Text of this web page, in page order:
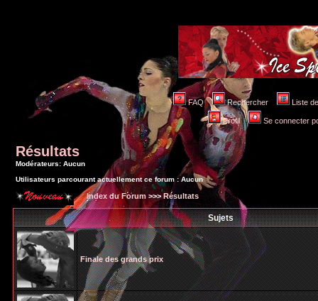
FAQ Rechercher Liste
Profil Se connecter
Résultats
Modérateurs: Aucun
Utilisateurs parcourant actuellement ce forum : Aucun
Index du Forum >>>Résultats
Sujets
Finale des grands prix